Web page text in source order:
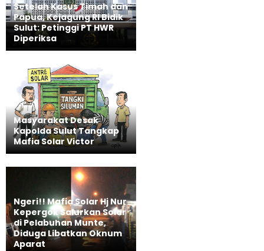
Setelah Kasus Timah dan
Papua, Kejagung RI Bidik
Sulut: Petinggi PT HWR
Diperiksa
Masyarakat Desak
Kapolda Sulut Tangkap
Mafia Solar Victor
Ngeri!! Mafia Solar Hj Nur
Kepergok Salurkan Solar
di Pelabuhan Munte,
Diduga Libatkan Oknum
Aparat